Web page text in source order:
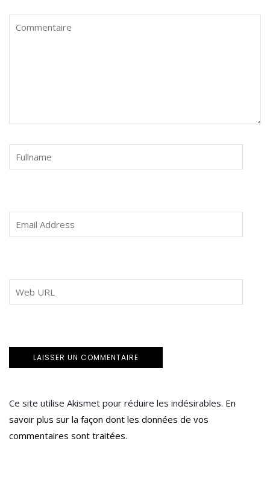
Ce site utilise Akismet pour réduire les indésirables. En
savoir plus sur la façon dont les données de vos
commentaires sont traitées.